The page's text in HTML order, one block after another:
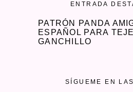
ENTRADA
PATRÓN PANDA
ESPAÑOL PARA
GANCHILLO
SÍGUEME EN